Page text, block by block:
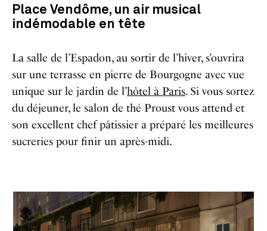
Place Vendôme, un air musical
indémodable en tête
La salle de l’Espadon, au sortir de l’hiver, s’ouvrira
sur une terrasse en pierre de Bourgogne avec vue
unique sur le jardin de l’hôtel à Paris. Si vous sortez
du déjeuner, le salon de thé Proust vous attend et
son excellent chef pâtissier a préparé les meilleures
sucreries pour finir un après-midi.